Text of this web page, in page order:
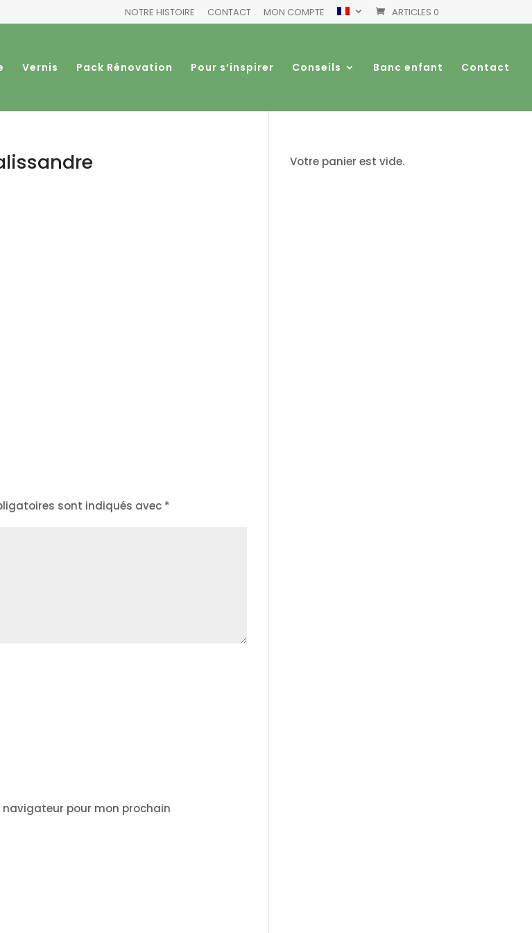
NOTRE HISTOIRE CONTACT MON COMPTE ARTICLES 0
Vernis Pack Rénovation Pour s’inspirer Conseils Banc enfant Contact
sont indiqués avec *
pour mon prochain
Votre panier est vide.